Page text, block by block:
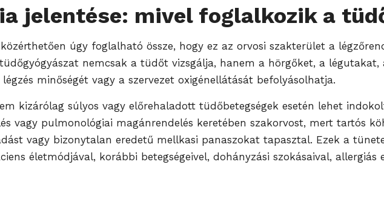
jelentése: mivel foglalkozik a
úgy foglalható össze, hogy ez az orvosi szakterület a
tüdőgyógyászat nemcsak a tüdőt vizsgálja, hanem a hörgőket, a
minőségét vagy a szervezet oxigénellátását befolyásolhatja.
kizárólag súlyos vagy előrehaladott tüdőbetegségek esetén lehet
vagy pulmonológiai magánrendelés keretében szakorvost, mert tartós
vagy bizonytalan eredetű mellkasi panaszokat tapasztal. Ezek a
életmódjával, korábbi betegségeivel, dohányzási szokásaival,